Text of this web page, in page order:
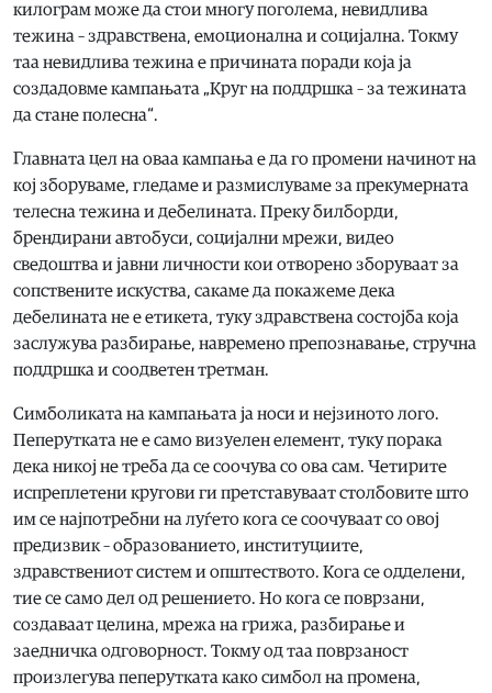
килограм може да стои многу поголема, невидлива
тежина – здравствена, емоционална и социјална. Токму
таа невидлива тежина е причината поради која ја
создадовме кампањата „Круг на поддршка – за тежината
да стане полесна“.
Главната цел на оваа кампања е да го промени начинот на
кој зборуваме, гледаме и размислуваме за прекумерната
телесна тежина и дебелината. Преку билборди,
брендирани автобуси, социјални мрежи, видео
сведоштва и јавни личности кои отворено зборуваат за
сопствените искуства, сакаме да покажеме дека
дебелината не е етикета, туку здравствена состојба која
заслужува разбирање, навремено препознавање, стручна
поддршка и соодветен третман.
Симболиката на кампањата ја носи и нејзиното лого.
Пеперутката не е само визуелен елемент, туку порака
дека никој не треба да се соочува со ова сам. Четирите
испреплетени кругови ги претставуваат столбовите што
им се најпотребни на луѓето кога се соочуваат со овој
предизвик – образованието, институциите,
здравствениот систем и општеството. Кога се одделени,
тие се само дел од решението. Но кога се поврзани,
создаваат целина, мрежа на грижа, разбирање и
заедничка одговорност. Токму од таа поврзаност
произлегува пеперутката како симбол на промена,